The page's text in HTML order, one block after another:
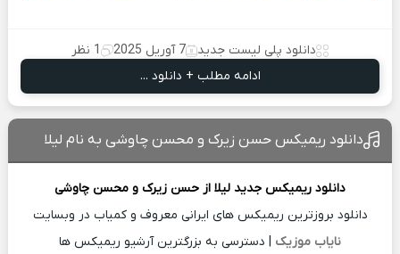
دانلود پلی لیست جدید 7 آوریل 2025
1 نظر
ادامه مطلب + دانلود ...
دانلود ریمیکس حسن زیرک و محسن چاوشی به نام لیلا
دانلود ریمیکس جدید لیلا از حسن زیرک و محسن چاوشی
دانلود بروزترین ریمیکس های ایرانی معروف و کمیاب در وبسایت
نایاب موزیک | دسترسی به بزرگترین آرشیو ریمیکس ها